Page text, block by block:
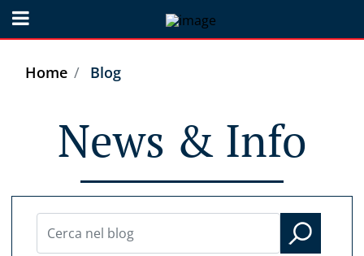
Open menu
Home Blog
News & Info